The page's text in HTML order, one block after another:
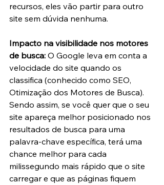
recursos, eles vão partir para outro
site sem dúvida nenhuma.
Impacto na visibilidade nos motores
de busca: O Google leva em conta a
velocidade do site quando os
classifica (conhecido como SEO,
Otimização dos Motores de Busca).
Sendo assim, se você quer que o seu
site apareça melhor posicionado nos
resultados de busca para uma
palavra-chave específica, terá uma
chance melhor para cada
milissegundo mais rápido que o site
carregar e que as páginas fiquem